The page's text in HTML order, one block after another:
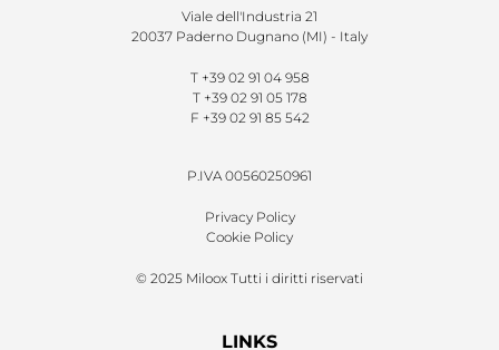
Viale dell'Industria 21
20037 Paderno Dugnano (MI) - Italy
T +39 02 91 04 958
T +39 02 91 05 178
F +39 02 91 85 542
P.IVA 00560250961
Privacy Policy
Cookie Policy
© 2025 Miloox Tutti i diritti riservati
LINKS